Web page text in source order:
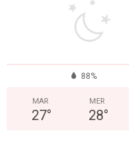
88%
MAR
27°
MER
28°